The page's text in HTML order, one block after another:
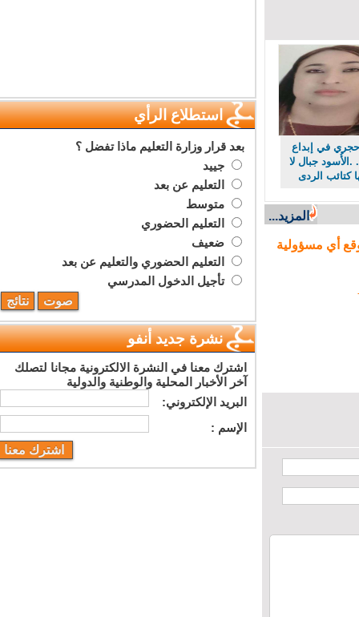
في إبداع
جبال لا
الردى
المزيد...
أي مسؤولية
استطلاع الرأي
بعد قرار وزارة التعليم ماذا تفضل ؟
جييد
التعليم عن بعد
متوسط
التعليم الحضوري
ضعيف
التعليم الحضوري والتعليم عن بعد
تأجيل الدخول المدرسي
نشرة جديد أنفو
اشترك معنا في النشرة الالكترونية مجانا لتصلك
آخر الأخبار المحلية والوطنية والدولية
البريد اﻹلكتروني:
اﻹسم :